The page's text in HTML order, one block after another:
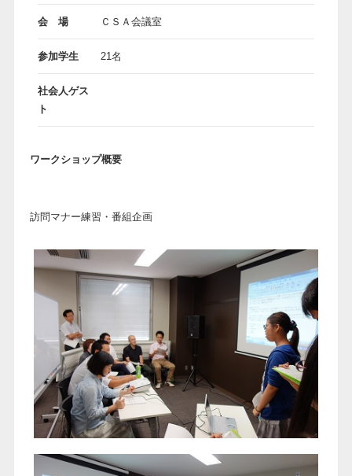
会 場 ＣＳＡ会議室
参加学生 21名
社会人ゲス
ト
ワークショップ概要
訪問マナー練習・番組企画